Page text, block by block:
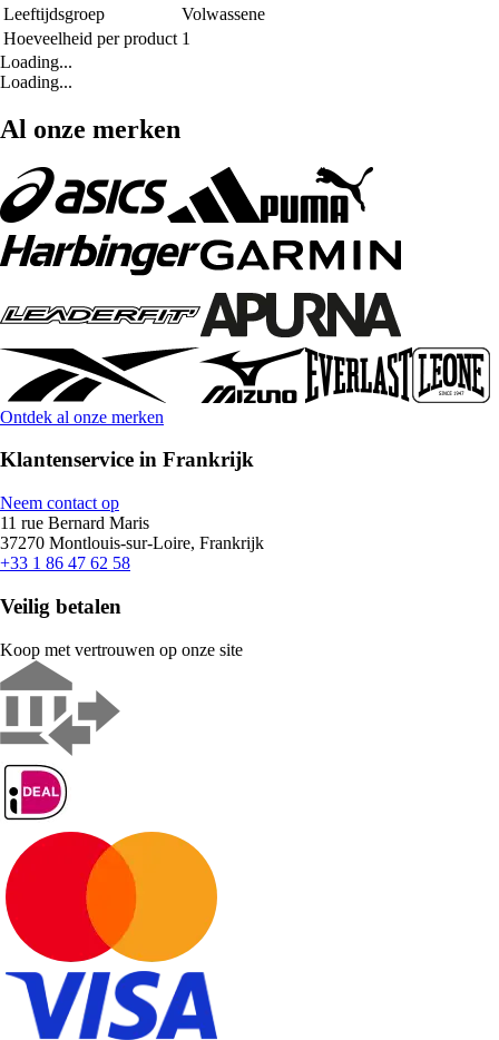
Leeftijdsgroep
Volwassene
Hoeveelheid per product 1
Loading...
Loading...
Al onze merken
Ontdek al onze merken
Klantenservice in Frankrijk
Neem contact op
11 rue Bernard Maris
37270 Montlouis-sur-Loire, Frankrijk
+33 1 86 47 62 58
Veilig betalen
Koop met vertrouwen op onze site